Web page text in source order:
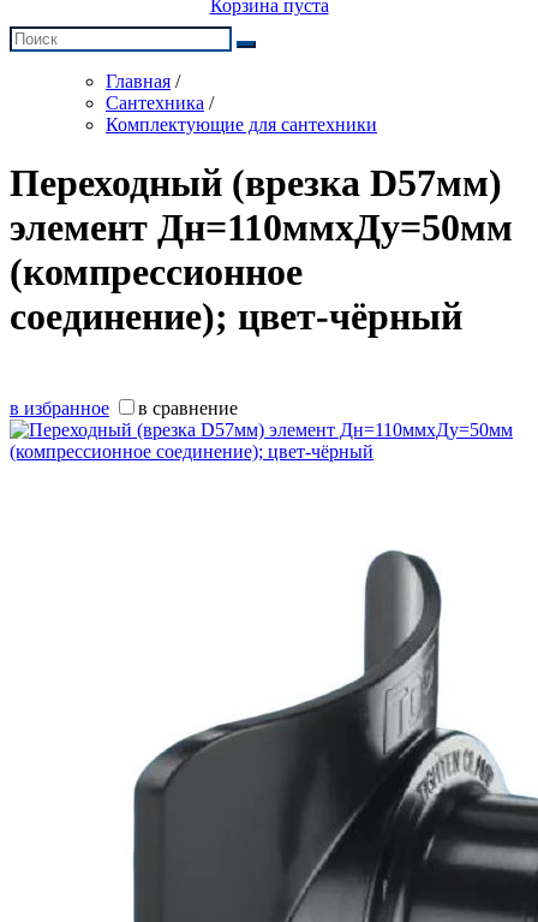
Корзина пуста
Главная /
Сантехника /
Комплектующие для сантехники
Переходный (врезка D57мм)
элемент Дн=110ммхДу=50мм
(компрессионное
соединение); цвет-чёрный
в избранное в сравнение